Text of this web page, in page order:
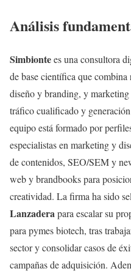
Análisis
Simbiontees una consultora
de base científica que
diseño y branding, y
tráfico cualificado y
equipo está formado por
especialistas en marketing y
de contenidos, SEO/SEM y
web y brandbooks para
creatividad. La firma ha sido
Lanzaderapara escalar su
para pymes biotech, tras
sector y consolidar casos de
campañas de adquisición.